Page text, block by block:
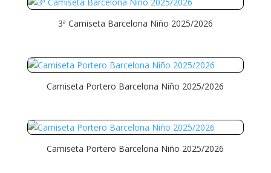
3ª Camiseta Barcelona Niño 2025/2026
Camiseta Portero Barcelona Niño 2025/2026
Camiseta Portero Barcelona Niño 2025/2026